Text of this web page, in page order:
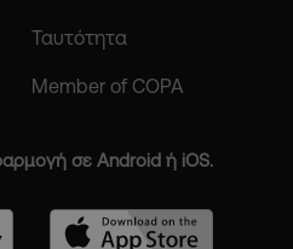
Ταυτότητα
Member of COPA
σε Android ή iOS.